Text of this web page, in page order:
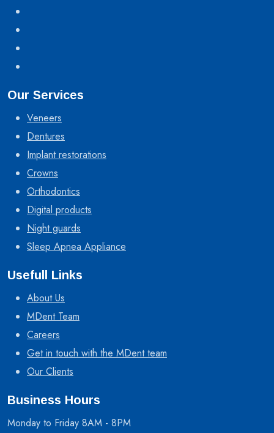
Our Services
Veneers
Dentures
Implant restorations
Crowns
Orthodontics
Digital products
Night guards
Sleep Apnea Appliance
Usefull Links
About Us
MDent Team
Careers
Get in touch with the MDent team
Our Clients
Business Hours
Monday to Friday 8AM - 8PM